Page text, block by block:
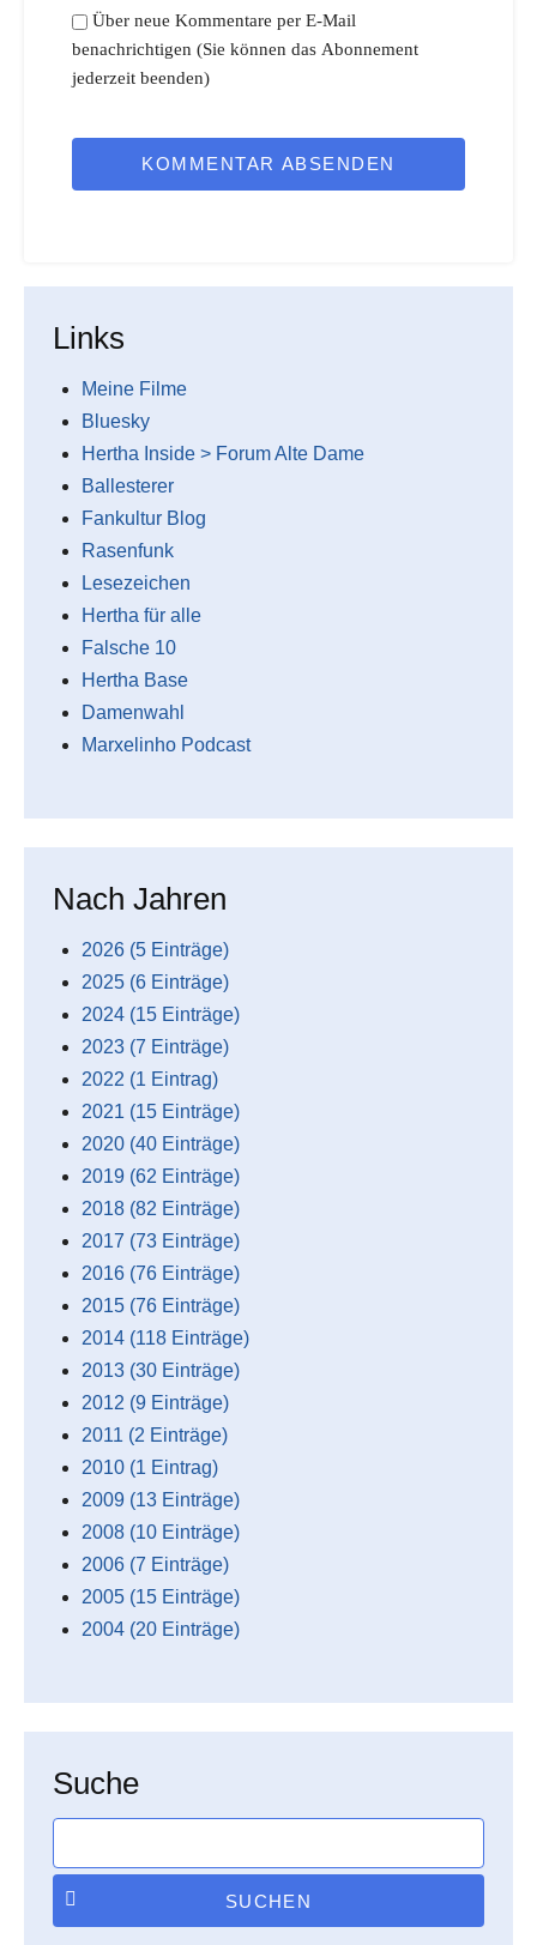
Über neue Kommentare per E-Mail
benachrichtigen (Sie können das Abonnement
jederzeit beenden)
KOMMENTAR ABSENDEN
Links
Meine Filme
Bluesky
Hertha Inside > Forum Alte Dame
Ballesterer
Fankultur Blog
Rasenfunk
Lesezeichen
Hertha für alle
Falsche 10
Hertha Base
Damenwahl
Marxelinho Podcast
Nach Jahren
2026 (5 Einträge)
2025 (6 Einträge)
2024 (15 Einträge)
2023 (7 Einträge)
2022 (1 Eintrag)
2021 (15 Einträge)
2020 (40 Einträge)
2019 (62 Einträge)
2018 (82 Einträge)
2017 (73 Einträge)
2016 (76 Einträge)
2015 (76 Einträge)
2014 (118 Einträge)
2013 (30 Einträge)
2012 (9 Einträge)
2011 (2 Einträge)
2010 (1 Eintrag)
2009 (13 Einträge)
2008 (10 Einträge)
2006 (7 Einträge)
2005 (15 Einträge)
2004 (20 Einträge)
Suche
SUCHEN